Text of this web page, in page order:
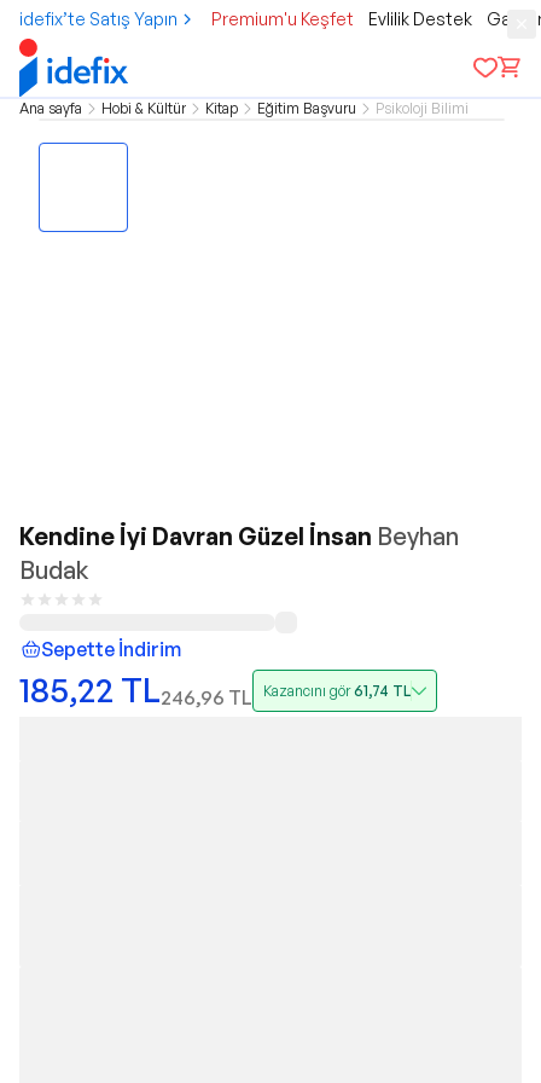
idefix’te Satış Yapın Premium'u Keşfet Evlilik Destek
Ana sayfa Hobi & Kültür Kitap Eğitim Başvuru Psikoloji Bilimi
Kendine İyi Davran Güzel İnsan Beyhan
Budak
Sepette İndirim
185,22 TL246,96 TL Kazancını gör61,74 TL